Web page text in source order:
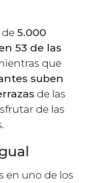
5.000
53 de las
que
suben
de las
de las
en uno de los